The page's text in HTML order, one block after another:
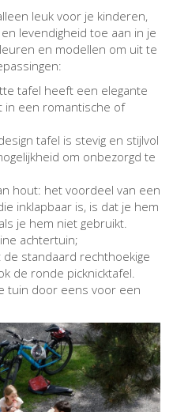
leuk voor je kinderen,
levendigheid toe aan in je
en modellen om uit te
tafel heeft een elegante
in een romantische of
tafel is stevig en stijlvol
om onbezorgd te
hout: het voordeel van een
inklapbaar is, is dat je hem
je hem niet gebruikt.
achtertuin;
standaard rechthoekige
de ronde picknicktafel.
tuin door eens voor een